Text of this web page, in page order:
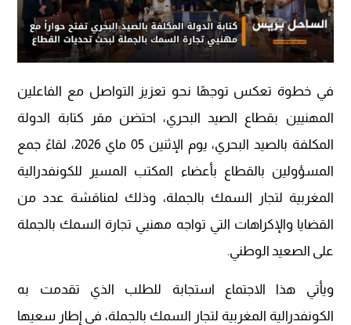
في خطوة تعكس توجهًا نحو تعزيز التواصل مع الفاعلين
المهنيين بقطاع الصيد البحري، احتضن مقر كتابة الدولة
المكلفة بالصيد البحري، يوم الإثنين 05 ماي 2026، لقاءً جمع
المسؤولين بالقطاع بأعضاء المكتب المسير للكونفدرالية
المغربية لتجار السمك بالجملة، وذلك لمناقشة عدد من
القضايا والإكراهات التي تواجه مهنيي تجارة السمك بالجملة
على الصعيد الوطني.
ويأتي هذا الاجتماع استجابة للطلب الذي تقدمت به
الكونفدرالية المغربية لتجار السمك بالجملة، في إطار سعيها